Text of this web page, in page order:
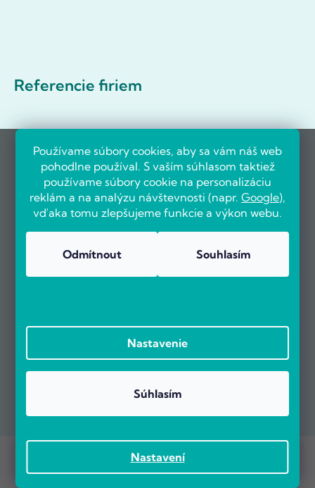
Používame súbory cookies, aby sa vám náš web
pohodlne používal. S vaším súhlasom taktiež
používame súbory cookie na personalizáciu
reklám a na analýzu návštevnosti (napr. Google),
vďaka tomu zlepšujeme funkcie a výkon webu.
Nastavení
Odmítnout Souhlasím
Nastavenie
Súhlasím
Prebieha Masaker cien! Navyše objednávky nad 100 EUR sú s
Referencie firiem
Vytvoril Shoptet Premium
POČÍTÁRNA.SK . Všetky práva vyhradené.